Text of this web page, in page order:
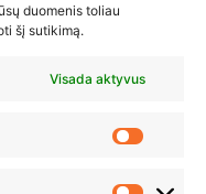
duomenis toliau
šį sutikimą.
Visada aktyvus